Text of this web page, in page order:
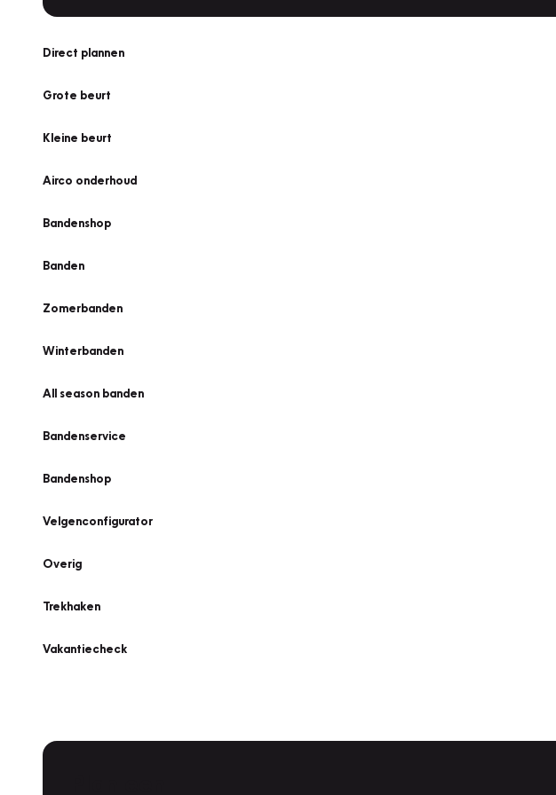
Direct plannen
Grote beurt
Kleine beurt
Airco onderhoud
Bandenshop
Banden
Zomerbanden
Winterbanden
All season banden
Bandenservice
Bandenshop
Velgenconfigurator
Overig
Trekhaken
Vakantiecheck